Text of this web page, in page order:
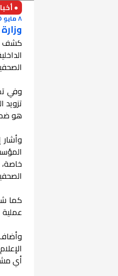
●
٨ مايو ٢٠٢٥
كشف
وفي
هو
كما
أي